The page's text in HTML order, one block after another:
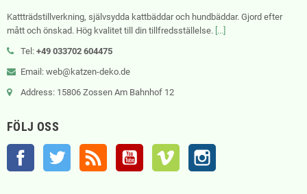
Kattträdstillverkning, självsydda kattbäddar och hundbäddar. Gjord efter
mått och önskad. Hög kvalitet till din tillfredsställelse. [...]
Tel: +49 033702 604475
Email: web@katzen-deko.de
Address: 15806 Zossen Am Bahnhof 12
FÖLJ OSS
Facebook Twitter RSS YouTube Vimeo